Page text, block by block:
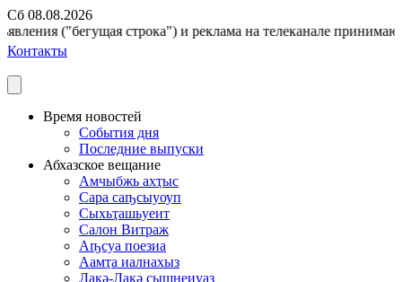
Сб 08.08.2026
("бегущая строка") и реклама на телеканале
Контакты
Время новостей
События дня
Последние выпуски
Абхазское вещание
Амчыбжь ахҭыс
Сара саҧсыуоуп
Сыхьҭашьуеит
Салон Витраж
Аҧсуа поезиа
Аамҭа иалнахыз
Лакә-Лакә сышнеиуаз